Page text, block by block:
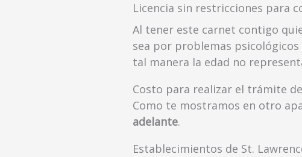
Licencia sin restricciones para
Al tener este carnet contigo
sea por problemas
tal manera la edad no
Costo para realizar el trámite
Como te mostramos en otro
adelante.
Establecimientos de St.